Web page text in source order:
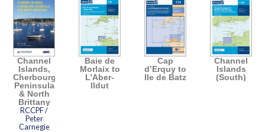
Channel
Islands,
Cherbourg
Peninsula
& North
Brittany
RCCPF /
Peter
Carnegie
Baie de
Morlaix to
L’Aber-
Ildut
Cap
d’Erquy to
Ile de Batz
Channel
Islands
(South)